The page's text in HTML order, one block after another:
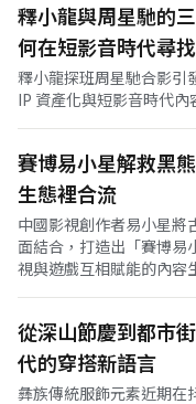
釋小龍與周星馳的
何在短影音時代尋
釋小龍探班周星馳合影引
IP 資產化與短影音時代內
賽博易小星解救黑
生態裡合流
中國影視創作者易小星將
面結合，打造出「賽博易
視與遊戲互相賦能的內容
從深山節慶到都市
代的穿搭新語言
彝族傳統服飾元素近期在